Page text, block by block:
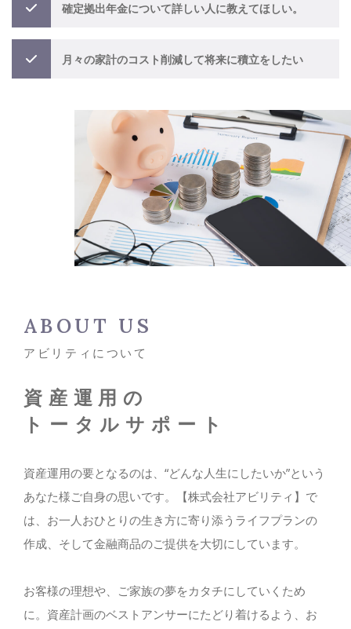
確定拠出年金について詳しい人に教えてほしい。
月々の家計のコスト削減して将来に積立をしたい
ABOUT US
アビリティについて
資産運用の
トータルサポート
資産運用の要となるのは、“どんな人生にしたいか”という
あなた様ご自身の思いです。【株式会社アビリティ】で
は、お一人おひとりの生き方に寄り添うライフプランの
作成、そして金融商品のご提供を大切にしています。
お客様の理想や、ご家族の夢をカタチにしていくため
に。資産計画のベストアンサーにたどり着けるよう、お